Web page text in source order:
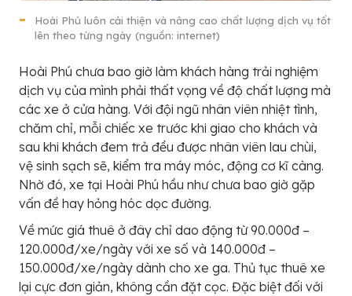
Hoài Phú luôn cải thiện và nâng cao chất lượng dịch vụ tốt
lên theo từng ngày (nguồn: internet)
Hoài Phú chưa bao giờ làm khách hàng trải nghiệm
dịch vụ của mình phải thất vọng về độ chất lượng mà
các xe ở cửa hàng. Với đội ngũ nhân viên nhiệt tình,
chăm chỉ, mỗi chiếc xe trước khi giao cho khách và
sau khi khách đem trả đều được nhân viên lau chùi,
vệ sinh sạch sẽ, kiểm tra máy móc, động cơ kĩ càng.
Nhờ đó, xe tại Hoài Phú hầu như chưa bao giờ gặp
vấn đề hay hỏng hóc dọc đường.
Về mức giá thuê ở đây chỉ dao động từ 90.000đ –
120.000đ/xe/ngày với xe số và 140.000đ –
150.000đ/xe/ngày dành cho xe ga. Thủ tục thuê xe
lại cực đơn giản, không cần đặt cọc. Đặc biệt đối với